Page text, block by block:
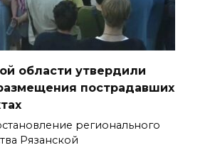
области утвердили
пострадавших
регионального
Рязанской